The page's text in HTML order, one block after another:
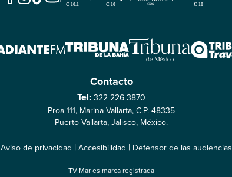
Contacto
Tel: 322 226 3870
Proa 111, Marina Vallarta, C.P. 48335
Puerto Vallarta, Jalisco, México.
Aviso de privacidad | Accesibilidad | Defensor de las audiencias
TV Mar es marca registrada